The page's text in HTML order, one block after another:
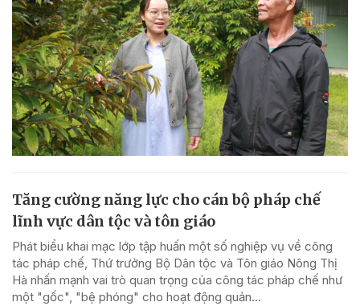
Tăng cường năng lực cho cán bộ pháp chế
lĩnh vực dân tộc và tôn giáo
Phát biểu khai mạc lớp tập huấn một số nghiệp vụ về công
tác pháp chế, Thứ trưởng Bộ Dân tộc và Tôn giáo Nông Thị
Hà nhấn mạnh vai trò quan trọng của công tác pháp chế như
một "gốc", "bệ phóng" cho hoạt động quản...